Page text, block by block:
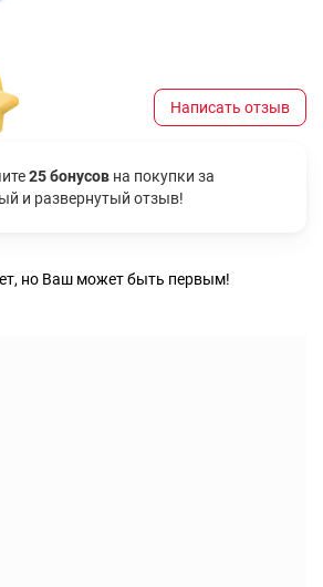
Написать отзыв
25 бонусов на покупки за
и развернутый отзыв!
но Ваш может быть первым!